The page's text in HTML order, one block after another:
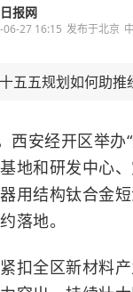
报网
06-27 16:15 发布于北京
十五五规划如何助推
西安经开区举办
地和研发中心
用结构钛合金
落地。
扣全区新材料